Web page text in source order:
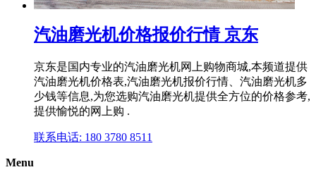
汽油磨光机价格报价行情 京东
京东是国内专业的汽油磨光机网上购物商城,本频道提供
汽油磨光机价格表,汽油磨光机报价行情、汽油磨光机多
少钱等信息,为您选购汽油磨光机提供全方位的价格参考,
提供愉悦的网上购 .
联系电话: 180 3780 8511
Menu